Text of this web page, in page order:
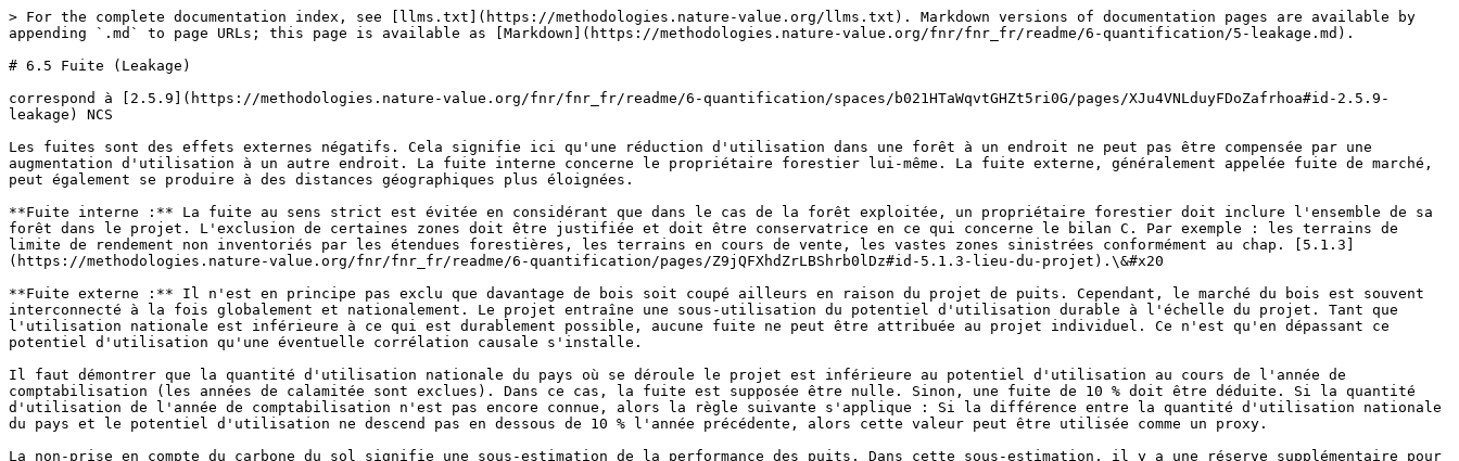
> For the complete documentation index, see [llms.txt](https://methodologies.nature-value.org/llms.txt). Markdown versions of documentation pages are available by
appending `.md` to page URLs; this page is available as [Markdown](https://methodologies.nature-value.org/fnr/fnr_fr/readme/6-quantification/5-leakage.md).
# 6.5 Fuite (Leakage)
correspond à [2.5.9](https://methodologies.nature-value.org/fnr/fnr_fr/readme/6-quantification/spaces/b021HTaWqvtGHZt5ri0G/pages/XJu4VNLduyFDoZafrhoa#id-2.5.9-
leakage) NCS
Les fuites sont des effets externes négatifs. Cela signifie ici qu'une réduction d'utilisation dans une forêt à un endroit ne peut pas être compensée par une
augmentation d'utilisation à un autre endroit. La fuite interne concerne le propriétaire forestier lui-même. La fuite externe, généralement appelée fuite de marché,
peut également se produire à des distances géographiques plus éloignées.
**Fuite interne :** La fuite au sens strict est évitée en considérant que dans le cas de la forêt exploitée, un propriétaire forestier doit inclure l'ensemble de sa
forêt dans le projet. L'exclusion de certaines zones doit être justifiée et doit être conservatrice en ce qui concerne le bilan C. Par exemple : les terrains de
limite de rendement non inventoriés par les étendues forestières, les terrains en cours de vente, les vastes zones sinistrées conformément au chap. [5.1.3]
(https://methodologies.nature-value.org/fnr/fnr_fr/readme/6-quantification/pages/Z9jQFXhdZrLBShrb0lDz#id-5.1.3-lieu-du-projet).\&#x20
**Fuite externe :** Il n'est en principe pas exclu que davantage de bois soit coupé ailleurs en raison du projet de puits. Cependant, le marché du bois est souvent
interconnecté à la fois globalement et nationalement. Le projet entraîne une sous-utilisation du potentiel d'utilisation durable à l'échelle du projet. Tant que
l'utilisation nationale est inférieure à ce qui est durablement possible, aucune fuite ne peut être attribuée au projet individuel. Ce n'est qu'en dépassant ce
potentiel d'utilisation qu'une éventuelle corrélation causale s'installe.
Il faut démontrer que la quantité d'utilisation nationale du pays où se déroule le projet est inférieure au potentiel d'utilisation au cours de l'année de
comptabilisation (les années de calamitée sont exclues). Dans ce cas, la fuite est supposée être nulle. Sinon, une fuite de 10 % doit être déduite. Si la quantité
d'utilisation de l'année de comptabilisation n'est pas encore connue, alors la règle suivante s'applique : Si la différence entre la quantité d'utilisation nationale
du pays et le potentiel d'utilisation ne descend pas en dessous de 10 % l'année précédente, alors cette valeur peut être utilisée comme un proxy.
La non-prise en compte du carbone du sol signifie une sous-estimation de la performance des puits. Dans cette sous-estimation, il y a une réserve supplémentaire pour